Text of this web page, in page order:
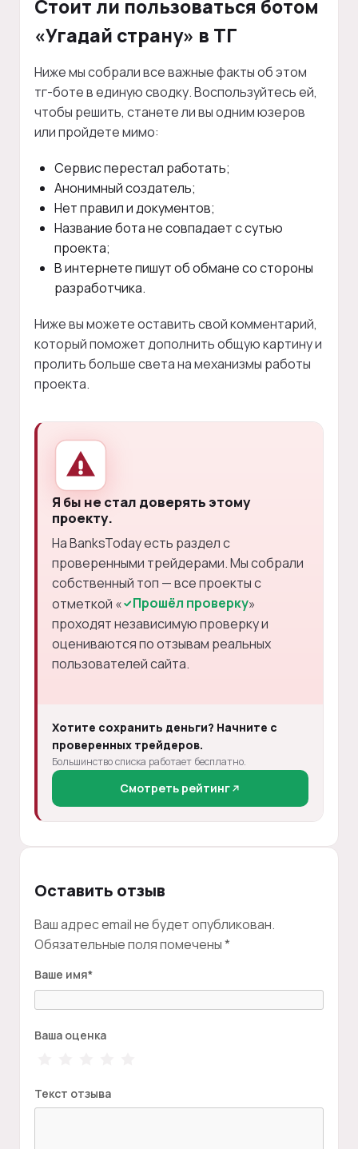
Стоит ли пользоваться ботом
«Угадай страну» в ТГ
Ниже мы собрали все важные факты об этом
тг-боте в единую сводку. Воспользуйтесь ей,
чтобы решить, станете ли вы одним юзеров
или пройдете мимо:
Сервис перестал работать;
Анонимный создатель;
Нет правил и документов;
Название бота не совпадает с сутью
проекта;
В интернете пишут об обмане со стороны
разработчика.
Ниже вы можете оставить свой комментарий,
который поможет дополнить общую картину и
пролить больше света на механизмы работы
проекта.
Я бы не стал доверять этому
проекту.
На BanksToday есть раздел с
проверенными трейдерами. Мы собрали
собственный топ — все проекты с
отметкой «
Прошёл проверку»
проходят независимую проверку и
оцениваются по отзывам реальных
пользователей сайта.
Хотите сохранить деньги? Начните с
проверенных трейдеров.
Большинство списка работает бесплатно.
Смотреть рейтинг
Оставить отзыв
Ваш адрес email не будет опубликован.
Обязательные поля помечены*
Ваше имя*
Ваша оценка
Текст отзыва